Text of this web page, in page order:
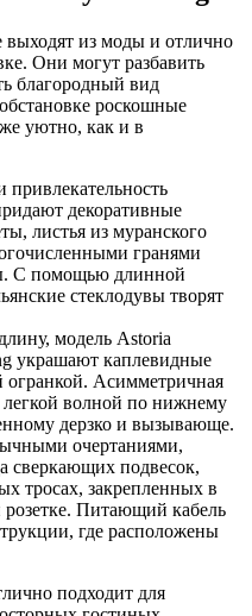
выходят из моды и отлично
Они могут разбавить
благородный вид
роскошные
уютно, как и в
декоративные
листья из муранского
гранями
С помощью длинной
стеклодувы творят
модель Astoria
украшают каплевидные
огранкой. Асимметричная
легкой волной по нижнему
дерзко и вызывающе.
очертаниями,
сверкающих подвесок,
тросах, закрепленных в
розетке. Питающий кабель
где расположены
подходит для